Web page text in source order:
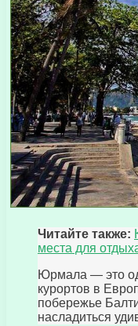
Читайте также:
места для
Юрмала — это
курортов в
побережье
насладиться